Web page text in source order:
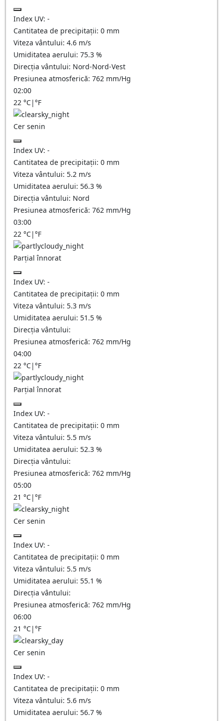
Index UV: -
Cantitatea de precipitații: 0 mm
Viteza vântului: 4.6 m/s
Umiditatea aerului: 75.3 %
Direcția vântului: Nord-Nord-Vest
Presiunea atmosferică: 762 mm/Hg
02:00
22 °C|°F
Cer senin
Index UV: -
Cantitatea de precipitații: 0 mm
Viteza vântului: 5.2 m/s
Umiditatea aerului: 56.3 %
Direcția vântului: Nord
Presiunea atmosferică: 762 mm/Hg
03:00
22 °C|°F
Parțial înnorat
Index UV: -
Cantitatea de precipitații: 0 mm
Viteza vântului: 5.3 m/s
Umiditatea aerului: 51.5 %
Direcția vântului:
Presiunea atmosferică: 762 mm/Hg
04:00
22 °C|°F
Parțial înnorat
Index UV: -
Cantitatea de precipitații: 0 mm
Viteza vântului: 5.5 m/s
Umiditatea aerului: 52.3 %
Direcția vântului:
Presiunea atmosferică: 762 mm/Hg
05:00
21 °C|°F
Cer senin
Index UV: -
Cantitatea de precipitații: 0 mm
Viteza vântului: 5.5 m/s
Umiditatea aerului: 55.1 %
Direcția vântului:
Presiunea atmosferică: 762 mm/Hg
06:00
21 °C|°F
Cer senin
Index UV: -
Cantitatea de precipitații: 0 mm
Viteza vântului: 5.6 m/s
Umiditatea aerului: 56.7 %